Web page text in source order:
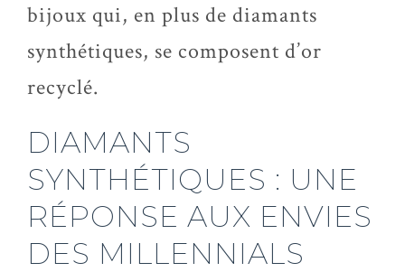
bijoux qui, en plus de diamants
synthétiques, se composent d’or
recyclé.
DIAMANTS
SYNTHÉTIQUES : UNE
RÉPONSE AUX ENVIES
DES MILLENNIALS